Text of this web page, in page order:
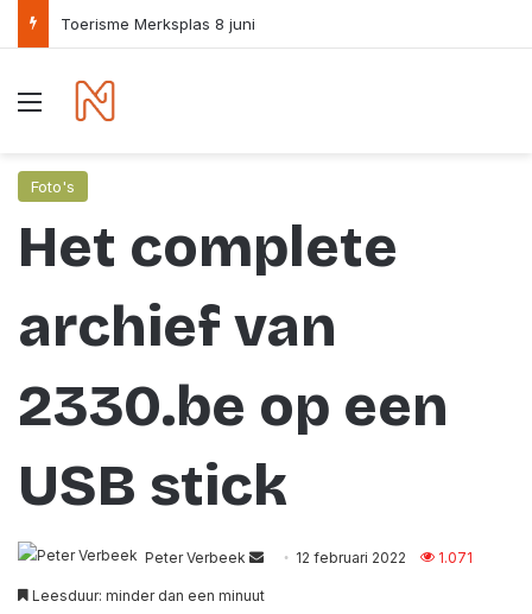
Toerisme Merksplas 8 juni
Menu
Foto's
Het complete
archief van
2330.be op een
USB stick
Peter Verbeek
Send12 februari 2022 1.071
Leesduur: minder dan een minuut